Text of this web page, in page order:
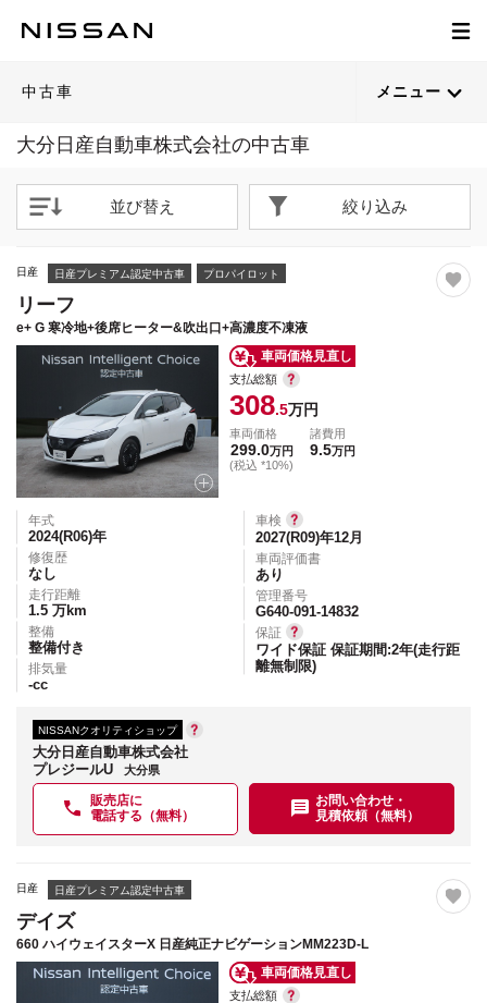
中古車 メニュー
大分日産自動車株式会社の中古車
並び替え 絞り込み
24
閉じる
日産 日産プレミアム認定中古車 プロパイロット
リーフ
e+ G 寒冷地+後席ヒーター&吹出口+高濃度不凍液
車両価格見直し
支払総額
308.5万円
車両価格
299.0万円
(税込 *10%)
諸費用
9.5万円
年式
2024(R06)年
修復歴
なし
走行距離
1.5 万km
整備
整備付き
排気量
-cc
車検
2027(R09)年12月
車両評価書
あり
管理番号
G640-091-14832
保証
ワイド保証 保証期間:2年(走行距
離無制限)
NISSANクオリティショップ
大分日産自動車株式会社
プレジールU
大分県
販売店に
電話する（無料）
お問い合わせ・
見積依頼（無料）
24
閉じる
日産 日産プレミアム認定中古車
デイズ
660 ハイウェイスターX 日産純正ナビゲーションMM223D-L
車両価格見直し
支払総額
24
閉じる 24
閉じる 24
閉じる 24
閉じる 24
閉じる 24
閉じる 24
閉じる 24
閉じる 24
閉じる 24
閉じる 24
閉じる 24
閉じる 24
閉じる 24
閉じる 24
閉じる 24
閉じる 24
閉じる 24
閉じる